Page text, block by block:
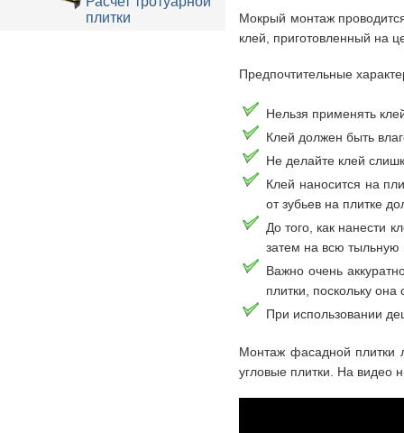
Мокрый монтаж
клей, приготовленный на
Предпочтительные
Нельзя применять
Клей должен быть
Не делайте клей
Клей наносится на
от зубьев на плитке
До того, как нанести
затем на всю тыльную
Важно очень
плитки, поскольку
При использовании
Монтаж фасадной плитки
угловые плитки. На видео
плитки